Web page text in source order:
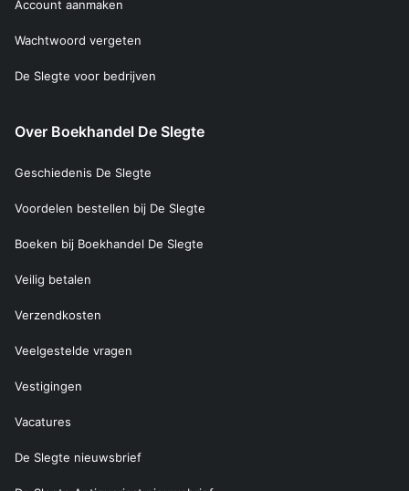
Account aanmaken
Wachtwoord vergeten
De Slegte voor bedrijven
Over Boekhandel De Slegte
Geschiedenis De Slegte
Voordelen bestellen bij De Slegte
Boeken bij Boekhandel De Slegte
Veilig betalen
Verzendkosten
Veelgestelde vragen
Vestigingen
Vacatures
De Slegte nieuwsbrief